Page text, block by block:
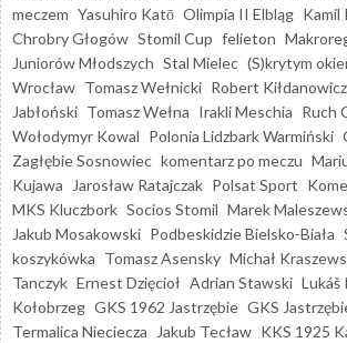
meczem Yasuhiro Katō Olimpia II Elbląg Kamil
Chrobry Głogów Stomil Cup felieton
Juniorów Młodszych Stal Mielec (S)krytym
Wrocław Tomasz Wełnicki Robert Kiłdanowicz
Jabłoński Tomasz Wełna Irakli Meschia Ruch
Wołodymyr Kowal Polonia Lidzbark Warmiński
Zagłębie Sosnowiec komentarz po meczu
Kujawa
Jarosław Ratajczak Polsat Sport
MKS Kluczbork Socios Stomil Marek
Jakub Mosakowski Podbeskidzie Bielsko-Biała
koszykówka Tomasz Asensky Michał
Tanczyk Ernest Dzięcioł Adrian Stawski Lukáš
Kołobrzeg GKS 1962 Jastrzębie GKS
Termalica Nieciecza
Jakub Tecław KKS 1925